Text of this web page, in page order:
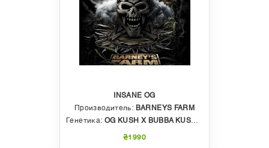
INSANE OG
Производитель: BARNEYS FARM
Генетика: OG KUSH X BUBBA KUSH X GRANDDADDY PURPLE
₴1990